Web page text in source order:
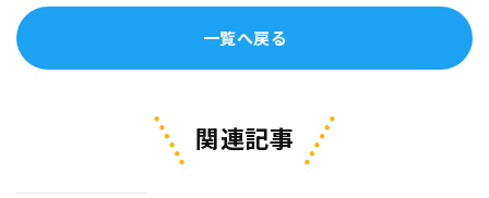
一覧へ戻る
関連記事